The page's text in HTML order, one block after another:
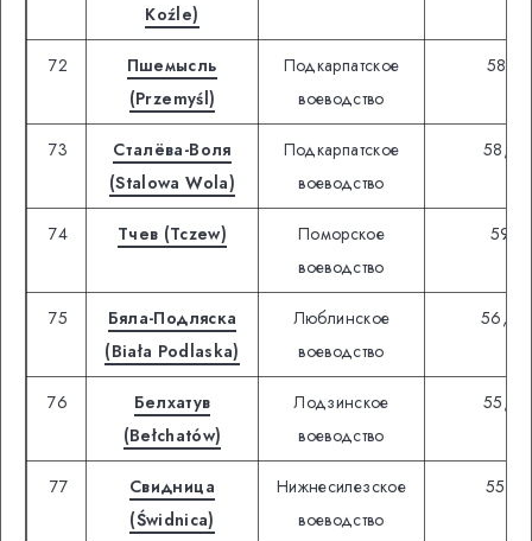
Koźle)
72
Пшемысль
(Przemyśl)
Подкарпатское
воеводство
73
Сталёва-Воля
(Stalowa Wola)
Подкарпатское
воеводство
74 Тчев (Tczew)
Поморское
воеводство
75
Бяла-Подляска
(Biała Podlaska)
Люблинское
воеводство
76
Белхатув
(Bełchatów)
Лодзинское
воеводство
77
Свидница
(Świdnica)
Нижнесилезское
воеводство